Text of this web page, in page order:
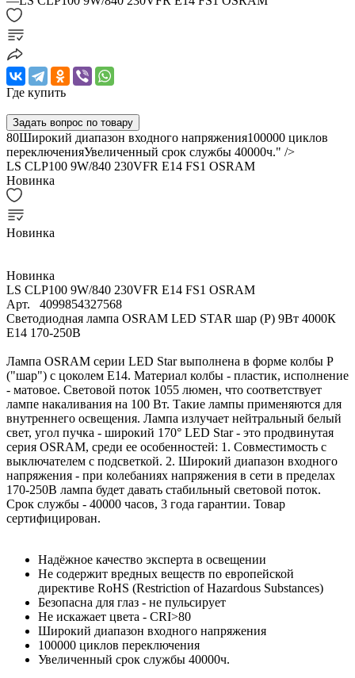
Где купить
Задать вопрос по товару
80Широкий диапазон входного напряжения100000 циклов
переключенияУвеличенный срок службы 40000ч." />
LS CLP100 9W/840 230VFR E14 FS1 OSRAM
Новинка
Новинка
Новинка
LS CLP100 9W/840 230VFR E14 FS1 OSRAM
Арт.
4099854327568
Светодиодная лампа OSRAM LED STAR шар (P) 9Вт 4000К
E14 170-250В
Лампа OSRAM серии LED Star выполнена в форме колбы P
("шар") с цоколем E14. Материал колбы - пластик, исполнение
- матовое. Световой поток 1055 люмен, что соответствует
лампе накаливания на 100 Вт. Такие лампы применяются для
внутреннего освещения. Лампа излучает нейтральный белый
свет, угол пучка - широкий 170° LED Star - это продвинутая
серия OSRAM, среди ее особенностей: 1. Совместимость с
выключателем с подсветкой. 2. Широкий диапазон входного
напряжения - при колебаниях напряжения в сети в пределах
170-250В лампа будет давать стабильный световой поток.
Срок службы - 40000 часов, 3 года гарантии. Товар
сертифицирован.
Надёжное качество эксперта в освещении
Не содержит вредных веществ по европейской
директиве RoHS (Restriction of Hazardous Substances)
Безопасна для глаз - не пульсирует
Не искажает цвета - CRI>80
Широкий диапазон входного напряжения
100000 циклов переключения
Увеличенный срок службы 40000ч.